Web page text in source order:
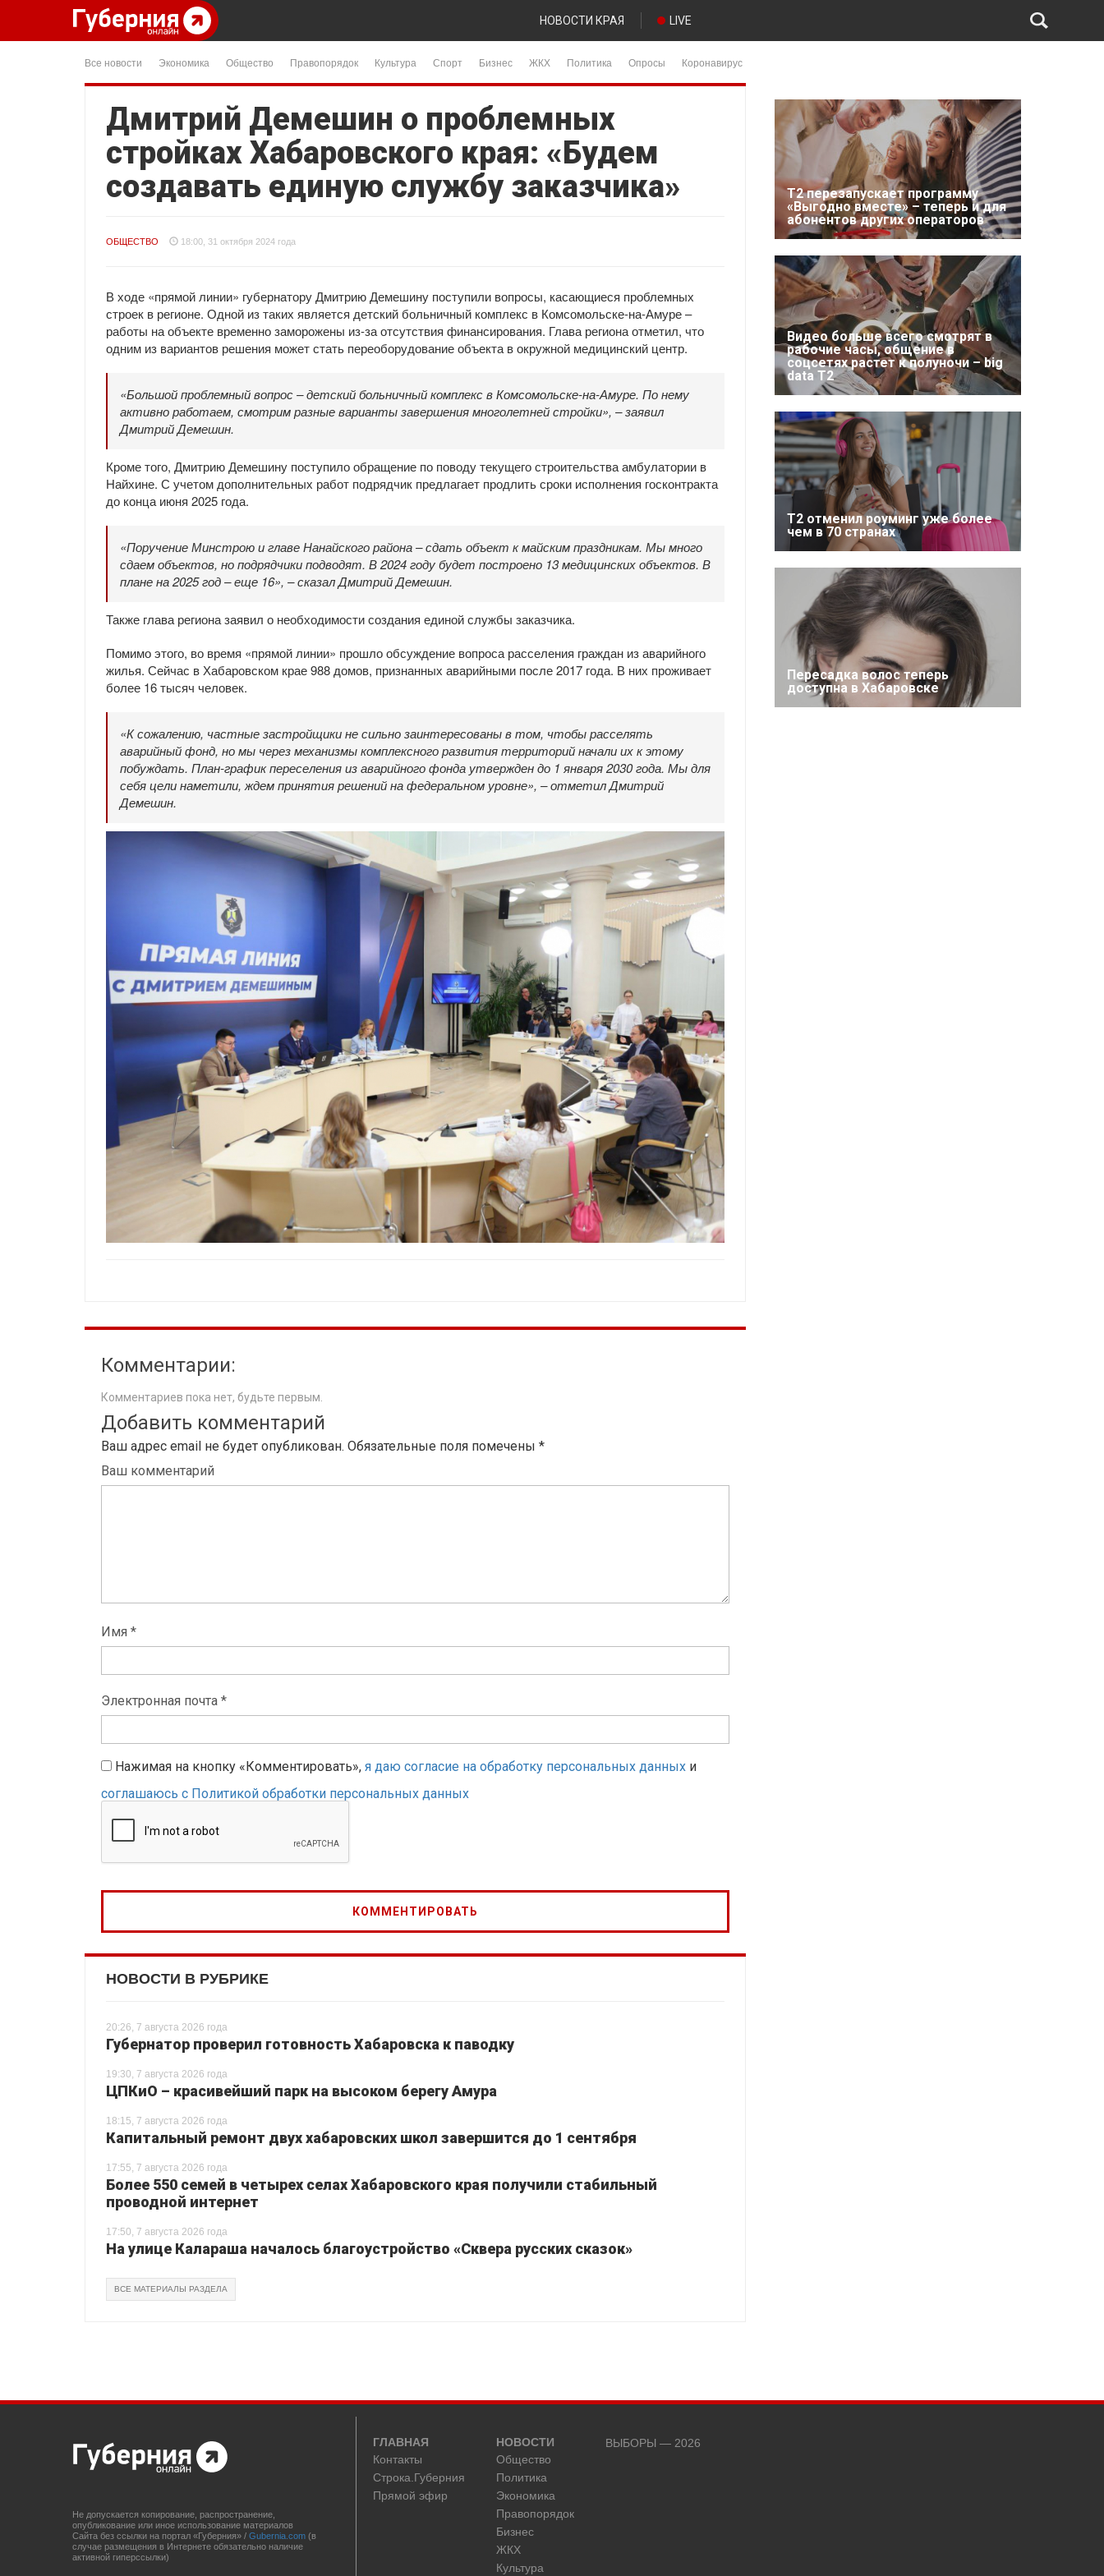
НОВОСТИ КРАЯ LIVE
Все новости Экономика Общество Правопорядок Культура Спорт Бизнес ЖКХ Политика Опросы Коронавирус
Дмитрий Демешин о проблемных
стройках Хабаровского края: «Будем
создавать единую службу заказчика»
ОБЩЕСТВО 18:00, 31 октября 2024 года
В ходе «прямой линии» губернатору Дмитрию Демешину поступили вопросы, касающиеся проблемных
строек в регионе. Одной из таких является детский больничный комплекс в Комсомольске-на-Амуре –
работы на объекте временно заморожены из-за отсутствия финансирования. Глава региона отметил, что
одним из вариантов решения может стать переоборудование объекта в окружной медицинский центр.
«Большой проблемный вопрос – детский больничный комплекс в Комсомольске-на-Амуре. По нему
активно работаем, смотрим разные варианты завершения многолетней стройки», – заявил
Дмитрий Демешин.
Кроме того, Дмитрию Демешину поступило обращение по поводу текущего строительства амбулатории в
Найхине. С учетом дополнительных работ подрядчик предлагает продлить сроки исполнения госконтракта
до конца июня 2025 года.
«Поручение Минстрою и главе Нанайского района – сдать объект к майским праздникам. Мы много
сдаем объектов, но подрядчики подводят. В 2024 году будет построено 13 медицинских объектов. В
плане на 2025 год – еще 16», – сказал Дмитрий Демешин.
Также глава региона заявил о необходимости создания единой службы заказчика.
Помимо этого, во время «прямой линии» прошло обсуждение вопроса расселения граждан из аварийного
жилья. Сейчас в Хабаровском крае 988 домов, признанных аварийными после 2017 года. В них проживает
более 16 тысяч человек.
«К сожалению, частные застройщики не сильно заинтересованы в том, чтобы расселять
аварийный фонд, но мы через механизмы комплексного развития территорий начали их к этому
побуждать. План-график переселения из аварийного фонда утвержден до 1 января 2030 года. Мы для
себя цели наметили, ждем принятия решений на федеральном уровне», – отметил Дмитрий
Демешин.
Комментарии:
Комментариев пока нет, будьте первым.
Добавить комментарий
Ваш адрес email не будет опубликован. Обязательные поля помечены *
Ваш комментарий
Имя *
Электронная почта *
Нажимая на кнопку «Комментировать», я даю согласие на обработку персональных данных и
соглашаюсь с Политикой обработки персональных данных
НОВОСТИ В РУБРИКЕ
20:26, 7 августа 2026 года
Губернатор проверил готовность Хабаровска к паводку
19:30, 7 августа 2026 года
ЦПКиО – красивейший парк на высоком берегу Амура
18:15, 7 августа 2026 года
Капитальный ремонт двух хабаровских школ завершится до 1 сентября
17:55, 7 августа 2026 года
Более 550 семей в четырех селах Хабаровского края получили стабильный
проводной интернет
17:50, 7 августа 2026 года
На улице Калараша началось благоустройство «Сквера русских сказок»
ВСЕ МАТЕРИАЛЫ РАЗДЕЛА
Т2 перезапускает программу
«Выгодно вместе» – теперь и для
абонентов других операторов
Видео больше всего смотрят в
рабочие часы, общение в
соцсетях растет к полуночи – big
data T2
Т2 отменил роуминг уже более
чем в 70 странах
Пересадка волос теперь
доступна в Хабаровске
Не допускается копирование, распространение,
опубликование или иное использование материалов
Сайта без ссылки на портал «Губерния» / Gubernia.com (в
случае размещения в Интернете обязательно наличие
активной гиперссылки)
ГЛАВНАЯ
Контакты
Строка.Губерния
Прямой эфир
НОВОСТИ
Общество
Политика
Экономика
Правопорядок
Бизнес
ЖКХ
Культура
ВЫБОРЫ — 2026